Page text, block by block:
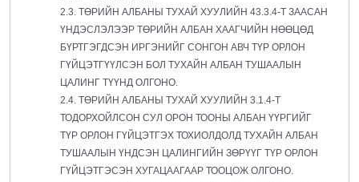
2.3. ТӨРИЙН АЛБАНЫ ТУХАЙ ХУУЛИЙН 43.3.4-Т ЗААСАН
ҮНДЭСЛЭЛЭЭР ТӨРИЙН АЛБАН ХААГЧИЙН НӨӨЦӨД
БҮРТГЭГДСЭН ИРГЭНИЙГ СОНГОН АВЧ ТҮР ОРЛОН
ГҮЙЦЭТГҮҮЛСЭН БОЛ ТУХАЙН АЛБАН ТУШААЛЫН
ЦАЛИНГ ТҮҮНД ОЛГОНО.
2.4. ТӨРИЙН АЛБАНЫ ТУХАЙ ХУУЛИЙН 3.1.4-Т
ТОДОРХОЙЛСОН СУЛ ОРОН ТООНЫ АЛБАН ҮҮРГИЙГ
ТҮР ОРЛОН ГҮЙЦЭТГЭХ ТОХИОЛДОЛД ТУХАЙН АЛБАН
ТУШААЛЫН ҮНДСЭН ЦАЛИНГИЙН ЗӨРҮҮГ ТҮР ОРЛОН
ГҮЙЦЭТГЭСЭН ХУГАЦААГААР ТООЦОЖ ОЛГОНО.